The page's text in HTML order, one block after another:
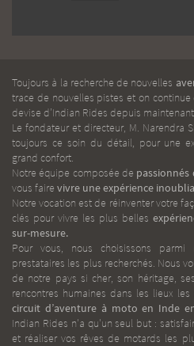
Toujours à la recherche de nouvelles
trace de nouvelles pistes et on continue
devise d’Indian Rides depuis maintenant
Le fondateur et directeur, M. Narendra
toujours ce soin du détail, pour une
grand confort.
Notre équipe composée de
vous faire vivre une expérience
Notre vocation est de réinventer votre
clés pour vivre les plus belles
sur-mesure.
Pour vous, nous choisissons
prestataires les plus recherchés. Nous
de notre pays si cher, son héritage,
rencontres humaines dans les lieux les
circuit d’aventure à moto en Inde
Indian Rides n'a qu'un seul but :
et réaliser vos rêves de motards les